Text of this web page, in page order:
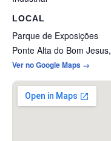
LOCAL
Parque de Exposições
Ponte Alta do Bom Jesus,
Ver no Google Maps →